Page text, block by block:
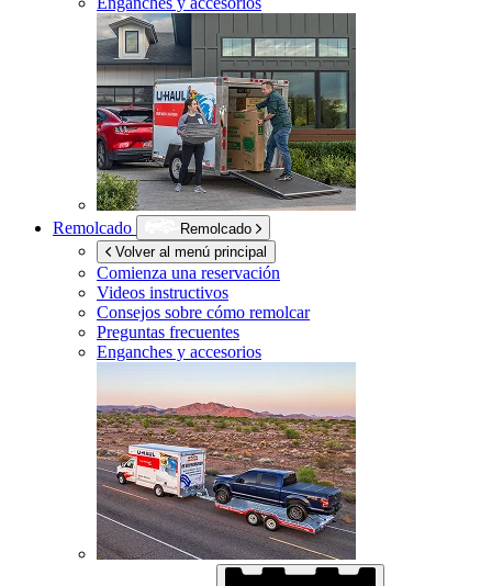
Remolcado
Remolcado
Volver al menú principal
Comienza una reservación
Videos instructivos
Consejos sobre cómo remolcar
Preguntas frecuentes
Enganches y accesorios